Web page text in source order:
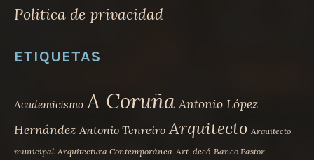
Politica de privacidad
ETIQUETAS
Academicismo A Coruña Antonio López
Hernández Antonio Tenreiro Arquitecto Arquitecto
municipal Arquitectura Contemporánea Art-decó Banco Pastor